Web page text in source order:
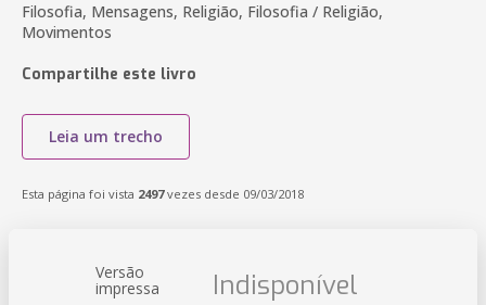
Filosofia, Mensagens, Religião, Filosofia / Religião,
Movimentos
Compartilhe este livro
Leia um trecho
Esta página foi vista 2497vezes desde 09/03/2018
Versão
impressa Indisponível